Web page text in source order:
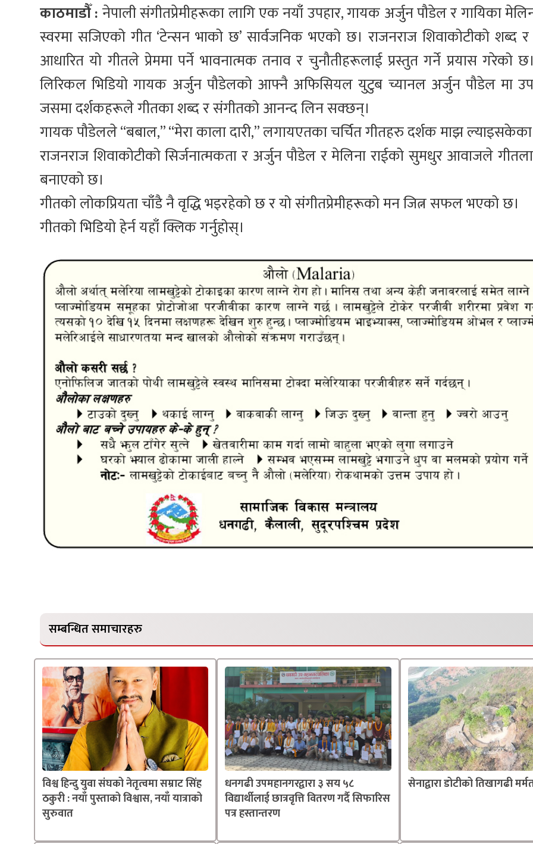
काठमाडौँ :नेपाली संगीतप्रेमीहरूका लागि एक नयाँ उपहार, गायक अर्जुन पौडेल र गायिका
स्वरमा सजिएको गीत ‘टेन्सन भाको छ’ सार्वजनिक भएको छ। राजनराज शिवाकोटीको शब्द
आधारित यो गीतले प्रेममा पर्ने भावनात्मक तनाव र चुनौतीहरूलाई प्रस्तुत गर्ने प्रयास गरेको
लिरिकल भिडियो गायक अर्जुन पौडेलको आफ्नै अफिसियल युटुब च्यानल अर्जुन पौडेल मा
जसमा दर्शकहरूले गीतका शब्द र संगीतको आनन्द लिन सक्छन्।
गायक पौडेलले “बबाल,” “मेरा काला दारी,” लगायएतका चर्चित गीतहरु दर्शक माझ
राजनराज शिवाकोटीको सिर्जनात्मकता र अर्जुन पौडेल र मेलिना राईको सुमधुर आवाजले
बनाएको छ।
गीतको लोकप्रियता चाँडै नै वृद्धि भइरहेको छ र यो संगीतप्रेमीहरूको मन जित्न सफल भएको छ।
गीतको भिडियो हेर्न यहाँ क्लिक गर्नुहोस्।
सम्बन्धित समाचारहरु
विश्व हिन्दु युवा संघको नेतृत्वमा सम्राट सिंह
ठकुरी : नयाँ पुस्ताको विश्वास, नयाँ यात्राको
सुरुवात
धनगढी उपमहानगरद्वारा ३ सय ५८
विद्यार्थीलाई छात्रवृत्ति वितरण गर्दै सिफारिस
पत्र हस्तान्तरण
सेनाद्वारा डोटीको तिखागढी